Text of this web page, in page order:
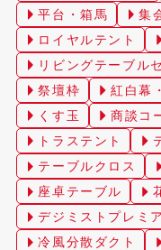
平台・箱馬
集
ロイヤルテント
リビングテーブル
祭壇枠
紅白幕
くす玉
商談コ
トラステント
テーブルクロス
座卓テーブル
デジミストプレミ
冷風分散ダクト